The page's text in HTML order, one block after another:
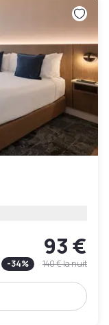
93 €
-34% 140 €la nuit